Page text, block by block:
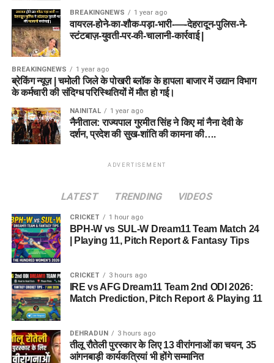
BREAKINGNEWS 1 year ago
वायरल-होने-का-शौक-पड़ा-भारी-—-देहरादून-पुलिस-ने-
स्टंटबाज़-युवती-पर-की-चालानी-कार्रवाई |
BREAKINGNEWS 1 year ago
ब्रेकिंग न्यूज़ | चमोली जिले के पोखरी ब्लॉक के हापला बाजार में उद्यान विभाग
के कर्मचारी की संदिग्ध परिस्थितियों में मौत हो गई।
NAINITAL 1 year ago
नैनीताल: राज्यपाल गुरमीत सिंह ने किए मां नैना देवी के
दर्शन, प्रदेश की सुख-शांति की कामना की….
ADVERTISEMENT
LATEST TRENDING VIDEOS
CRICKET 1 hour ago
BPH-W vs SUL-W Dream11 Team Match 24
| Playing 11, Pitch Report & Fantasy Tips
CRICKET 3 hours ago
IRE vs AFG Dream11 Team 2nd ODI 2026:
Match Prediction, Pitch Report & Playing 11
DEHRADUN 3 hours ago
तीलू रौतेली पुरस्कार के लिए 13 वीरांगनाओं का चयन, 35
आंगनबाड़ी कार्यकत्रियां भी होंगे सम्मानित